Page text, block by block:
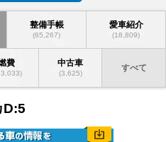
整備手帳
(65,267)
愛車紹介
(18,809)
費 中古車
(3,625)
すべて
D:5